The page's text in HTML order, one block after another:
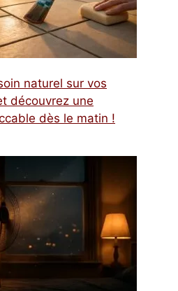
naturel sur vos
découvrez une
dès le matin !